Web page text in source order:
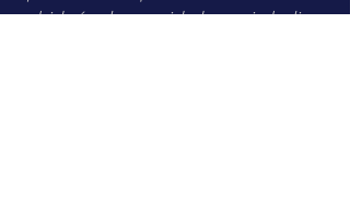
sabiduría y la serenidad que simboliza